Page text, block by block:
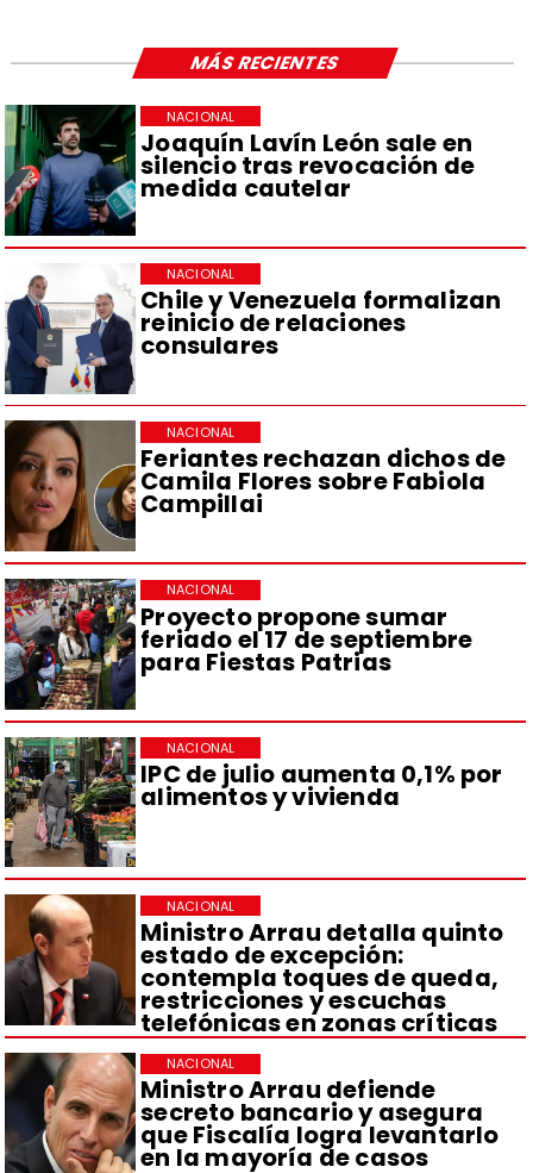
Joaquín Lavín León sale en
silencio tras revocación de
medida cautelar
NACIONAL
Chile y Venezuela formalizan
reinicio de relaciones
consulares
NACIONAL
Feriantes rechazan dichos de
Camila Flores sobre Fabiola
Campillai
NACIONAL
Proyecto propone sumar
feriado el 17 de septiembre
para Fiestas Patrias
NACIONAL
IPC de julio aumenta 0,1% por
alimentos y vivienda
NACIONAL
Ministro Arrau detalla quinto
estado de excepción:
contempla toques de queda,
restricciones y escuchas
telefónicas en zonas críticas
NACIONAL
Ministro Arrau defiende
secreto bancario y asegura
que Fiscalía logra levantarlo
en la mayoría de casos
NACIONAL
MÁS RECIENTES